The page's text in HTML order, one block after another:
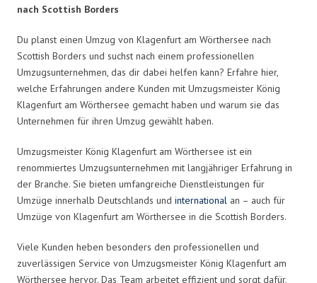
nach Scottish Borders
Du planst einen Umzug von Klagenfurt am Wörthersee nach
Scottish Borders und suchst nach einem professionellen
Umzugsunternehmen, das dir dabei helfen kann? Erfahre hier,
welche Erfahrungen andere Kunden mit Umzugsmeister König
Klagenfurt am Wörthersee gemacht haben und warum sie das
Unternehmen für ihren Umzug gewählt haben.
Umzugsmeister König Klagenfurt am Wörthersee ist ein
renommiertes Umzugsunternehmen mit langjähriger Erfahrung in
der Branche. Sie bieten umfangreiche Dienstleistungen für
Umzüge innerhalb Deutschlands und international an – auch für
Umzüge von Klagenfurt am Wörthersee in die Scottish Borders.
Viele Kunden heben besonders den professionellen und
zuverlässigen Service von Umzugsmeister König Klagenfurt am
Wörthersee hervor. Das Team arbeitet effizient und sorgt dafür,